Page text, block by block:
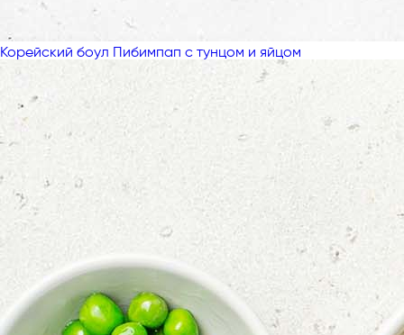
Корейский боул Пибимпап с тунцом и яйцом